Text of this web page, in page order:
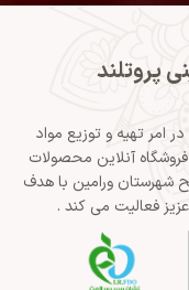
پروتلند
امر تهیه و توزیع مواد
آنلاین محصولات
شهرستان ورامین با هدف
فعالیت می کند .